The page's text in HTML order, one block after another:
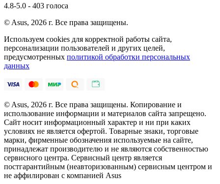
4.8-5.0 - 403 голоса
© Asus, 2026 г. Все права защищены.
Используем cookies для корректной работы сайта,
персонализации пользователей и других целей,
предусмотренных политикой обработки персональных
данных
© Asus, 2026 г. Все права защищены. Копирование и
использование информации и материалов сайта запрещено.
Сайт носит информационный характер и ни при каких
условиях не является офертой. Товарные знаки, торговые
марки, фирменные обозначения используемые на сайте,
принадлежат производителю и не являются собственностью
сервисного центра. Сервисный центр является
постгарантийным (неавторизованным) сервисным центром и
не аффилирован с компанией Asus